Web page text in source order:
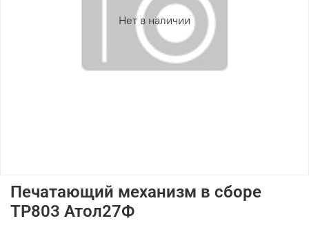
Нет в наличии
Печатающий механизм в сборе
ТР803 Атол27Ф